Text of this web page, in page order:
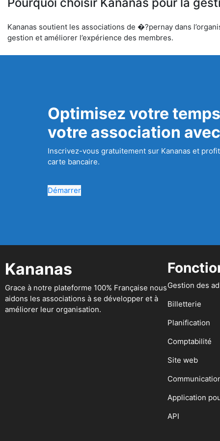
Kananas soutient les associations de �?pernay dans
gestion et améliorer l’expérience des membres.
Optimisez votre
votre association
Inscrivez-vous gratuitement sur Kananas et
carte bancaire.
Démarrer
Kananas
Grace à notre plateforme 100% Française nous
aidons les associations à se développer et à
améliorer leur organisation.
Gestion des
Billetterie
Planification
Comptabilité
Site web
Application
API